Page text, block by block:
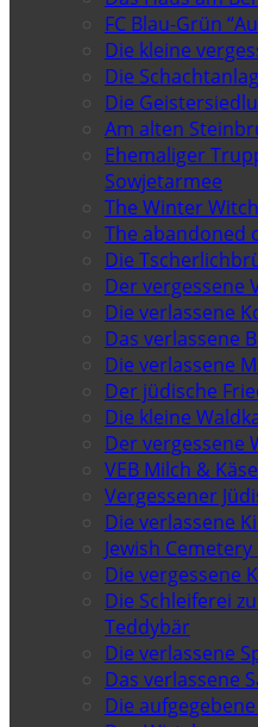
FC Blau-Grün
Die kleine
Die
Die
Am alten
Ehemaliger
Sowjetarmee
The Winter
The abandoned
Die
Der vergessene
Die verlassene
Das verlassene
Die verlassene
Der jüdische
Die kleine
Der vergessene
VEB Milch & Käse
Vergessener
Die verlassene
Jewish Cemetery
Die vergessene
Die Schleiferei
Teddybär
Die verlassene
Das verlassene
Die